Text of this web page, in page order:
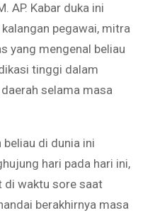
AP. Kabar duka ini
pegawai, mitra
yang mengenal beliau
tinggi dalam
selama masa
beliau di dunia ini
hari pada hari ini,
di waktu sore saat
berakhirnya masa